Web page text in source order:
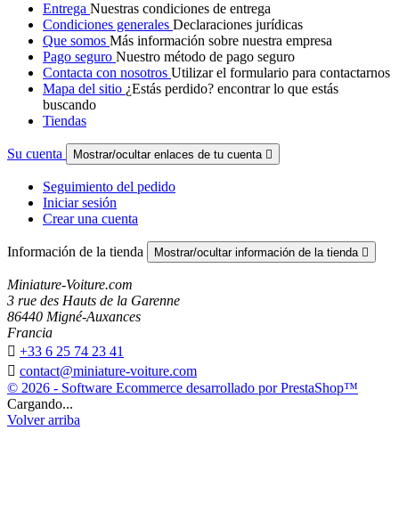
Entrega Nuestras condiciones de entrega
Condiciones generales Declaraciones jurídicas
Que somos Más información sobre nuestra empresa
Pago seguro Nuestro método de pago seguro
Contacta con nosotros Utilizar el formulario para contactarnos
Mapa del sitio ¿Estás perdido? encontrar lo que estás
buscando
Tiendas
Su cuenta Mostrar/ocultar enlaces de tu cuenta 
Seguimiento del pedido
Iniciar sesión
Crear una cuenta
Información de la tienda Mostrar/ocultar información de la tienda 
Miniature-Voiture.com
3 rue des Hauts de la Garenne
86440 Migné-Auxances
Francia
 +33 6 25 74 23 41
 contact@miniature-voiture.com
© 2026 - Software Ecommerce desarrollado por PrestaShop™
Cargando...
Volver arriba